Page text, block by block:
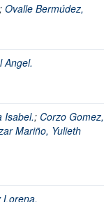
; Ovalle Bermúdez,
Angel.
Isabel.; Corzo Gomez,
Mariño, Yulieth
Lorena.